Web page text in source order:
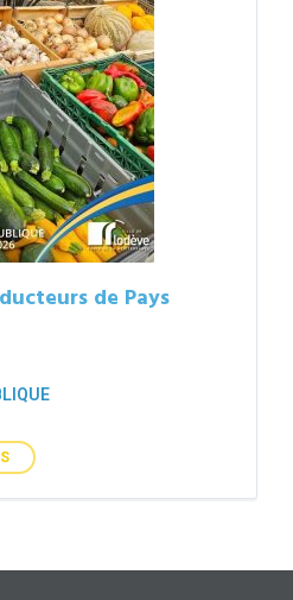
de Pays